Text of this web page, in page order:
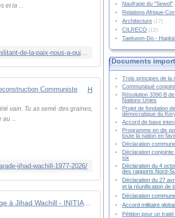
et la ...
https://jeunessedumonde.fr/2026/07/08/jihad-wachill-communiste-et-militant-de-la-paix-nous-a-quittes/
vain. Tu as semé des graines,
au ...
jihad-wachill-1977-2026/
Hommage à Jihad Wachill - INITIATIVE COMMUNISTE
Naufrage du "Sewol"
Relations Afrique-
Architecture (17)
CILRECO (12)
Taekwon-Do -
Documents
Trois principes de la
Communiqué
Résolution 3390 B
Nations Unies
Projet de fondation
démocratique du
Accord de base
Programme en dix
toute la nation en
Déclaration
Déclaration
six
Déclaration du 4
des rapports Nord-
Déclaration du 27
et la réunification de
Déclaration
Accord militaire
Pétition pour un